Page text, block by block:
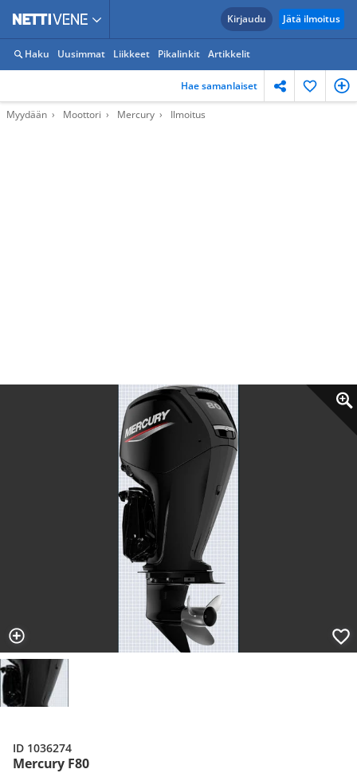
Kirjaudu Jätä ilmoitus
Haku Uusimmat Liikkeet Pikalinkit Artikkelit
Hae samanlaiset
Myydään Moottori Mercury Ilmoitus
Mercury F80
ID 1036274